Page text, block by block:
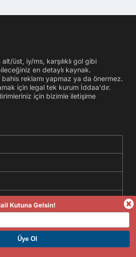
üst, iy/ms, karşılıklı gol gibi
en detaylı kaynak.
reklamı yapmaz ya da önermez.
için legal tek kurum İddaa'dır.
için bizimle iletişime
ÜYE OL. HEMEN KAZAN
Kutuna Gelsin!